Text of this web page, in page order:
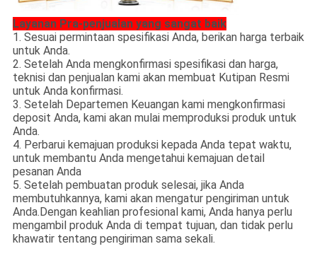
Layanan Pra-penjualan yang sangat baik
1. Sesuai permintaan spesifikasi Anda, berikan harga terbaik
untuk Anda.
2. Setelah Anda mengkonfirmasi spesifikasi dan harga,
teknisi dan penjualan kami akan membuat Kutipan Resmi
untuk Anda konfirmasi.
3. Setelah Departemen Keuangan kami mengkonfirmasi
deposit Anda, kami akan mulai memproduksi produk untuk
Anda.
4. Perbarui kemajuan produksi kepada Anda tepat waktu,
untuk membantu Anda mengetahui kemajuan detail
pesanan Anda
5. Setelah pembuatan produk selesai, jika Anda
membutuhkannya, kami akan mengatur pengiriman untuk
Anda.Dengan keahlian profesional kami, Anda hanya perlu
mengambil produk Anda di tempat tujuan, dan tidak perlu
khawatir tentang pengiriman sama sekali.